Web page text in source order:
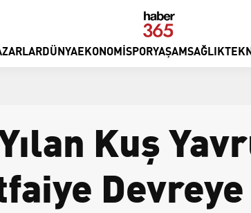
DÜNYAEKONOMISPORYAŞAMSAĞLIK
Kuş